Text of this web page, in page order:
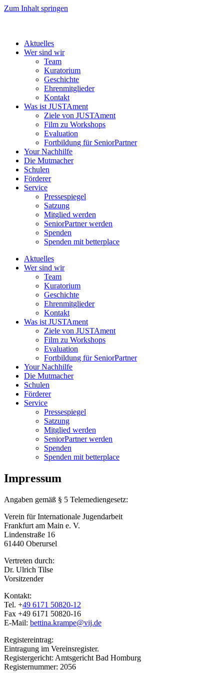
Zum Inhalt springen
Aktuelles
Wer sind wir
Team
Kuratorium
Geschichte
Ehrenmitglieder
Kontakt
Was ist JUSTAment
Ziele von JUSTAment
Film zu Workshops
Evaluation
Fortbildung für SeniorPartner
Your Nachhilfe
Die Mutmacher
Schulen
Förderer
Service
Pressespiegel
Satzung
Mitglied werden
SeniorPartner werden
Spenden
Spenden mit betterplace
Aktuelles
Wer sind wir
Team
Kuratorium
Geschichte
Ehrenmitglieder
Kontakt
Was ist JUSTAment
Ziele von JUSTAment
Film zu Workshops
Evaluation
Fortbildung für SeniorPartner
Your Nachhilfe
Die Mutmacher
Schulen
Förderer
Service
Pressespiegel
Satzung
Mitglied werden
SeniorPartner werden
Spenden
Spenden mit betterplace
Impressum
Angaben gemäß § 5 Telemediengesetz:
Verein für Internationale Jugendarbeit
Frankfurt am Main e. V.
Lindenstraße 16
61440 Oberursel
Vertreten durch:
Dr. Ulrich Tilse
Vorsitzender
Kontakt:
Tel. +49 6171 50820-12
Fax +49 6171 50820-16
E-Mail: bettina.krampe@vij.de
Registereintrag:
Eintragung im Vereinsregister.
Registergericht: Amtsgericht Bad Homburg
Registernummer: 2056